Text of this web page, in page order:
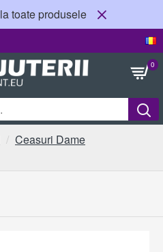
la toate produsele
0
Ceasuri Dame